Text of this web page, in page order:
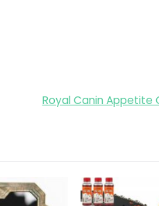
Royal Canin Appetite